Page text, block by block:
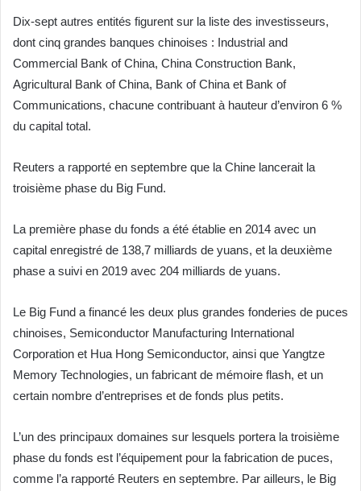
Dix-sept autres entités figurent sur la liste des investisseurs,
dont cinq grandes banques chinoises : Industrial and
Commercial Bank of China, China Construction Bank,
Agricultural Bank of China, Bank of China et Bank of
Communications, chacune contribuant à hauteur d’environ 6 %
du capital total.
Reuters a rapporté en septembre que la Chine lancerait la
troisième phase du Big Fund.
La première phase du fonds a été établie en 2014 avec un
capital enregistré de 138,7 milliards de yuans, et la deuxième
phase a suivi en 2019 avec 204 milliards de yuans.
Le Big Fund a financé les deux plus grandes fonderies de puces
chinoises, Semiconductor Manufacturing International
Corporation et Hua Hong Semiconductor, ainsi que Yangtze
Memory Technologies, un fabricant de mémoire flash, et un
certain nombre d’entreprises et de fonds plus petits.
L’un des principaux domaines sur lesquels portera la troisième
phase du fonds est l’équipement pour la fabrication de puces,
comme l’a rapporté Reuters en septembre. Par ailleurs, le Big